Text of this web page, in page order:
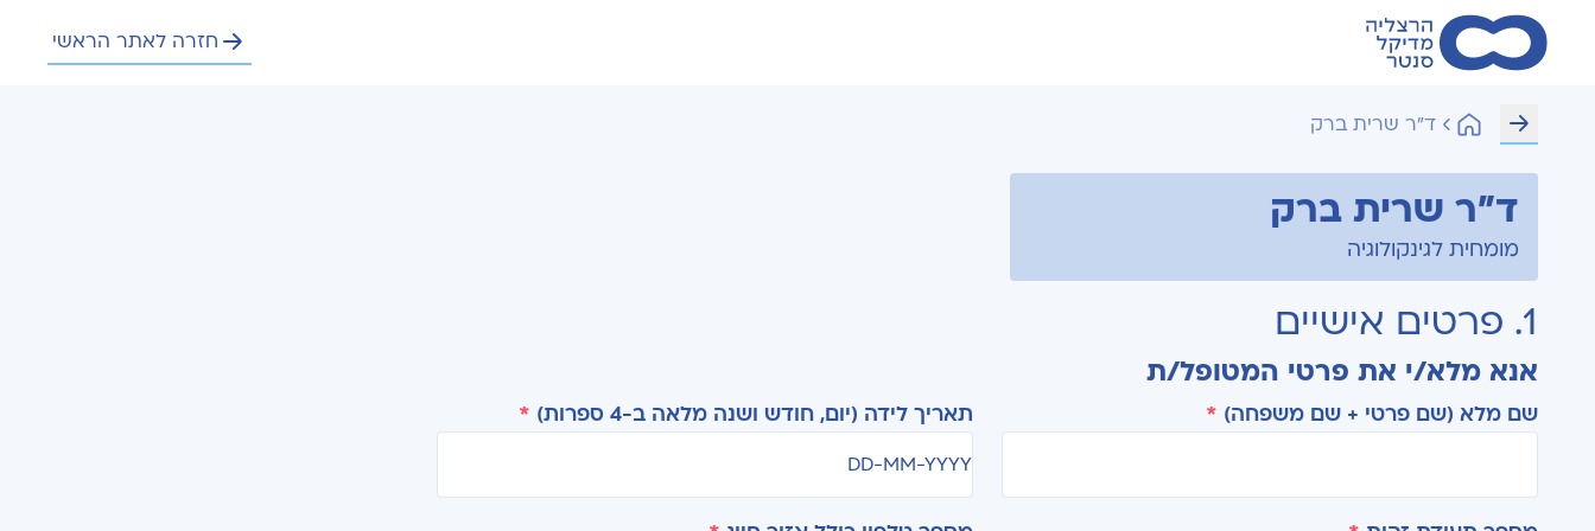
חזרה לאתר הראשי
ד"ר שרית ברק
ד"ר שרית ברק
מומחית לגינקולוגיה
1. פרטים אישיים
אנא מלא/י את פרטי המטופל/ת
שם מלא (שם פרטי + שם משפחה) * תאריך לידה (יום, חודש ושנה מלאה ב-4 ספרות) *